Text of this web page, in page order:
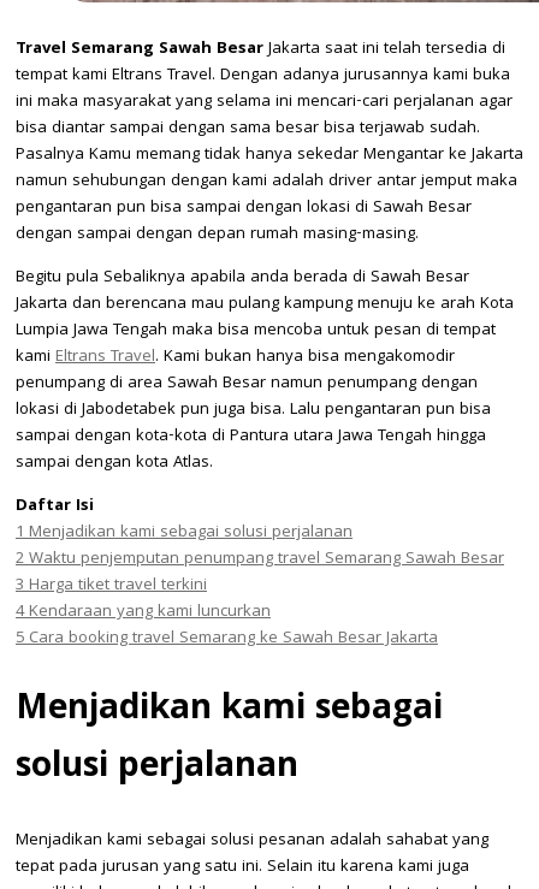
Travel Semarang Sawah BesarJakarta saat ini telah tersedia di
tempat kami Eltrans Travel. Dengan adanya jurusannya kami buka
ini maka masyarakat yang selama ini mencari-cari perjalanan agar
bisa diantar sampai dengan sama besar bisa terjawab sudah.
Pasalnya Kamu memang tidak hanya sekedar Mengantar ke Jakarta
namun sehubungan dengan kami adalah driver antar jemput maka
pengantaran pun bisa sampai dengan lokasi di Sawah Besar
dengan sampai dengan depan rumah masing-masing.
Begitu pula Sebaliknya apabila anda berada di Sawah Besar
Jakarta dan berencana mau pulang kampung menuju ke arah Kota
Lumpia Jawa Tengah maka bisa mencoba untuk pesan di tempat
kami Eltrans Travel. Kami bukan hanya bisa mengakomodir
penumpang di area Sawah Besar namun penumpang dengan
lokasi di Jabodetabek pun juga bisa. Lalu pengantaran pun bisa
sampai dengan kota-kota di Pantura utara Jawa Tengah hingga
sampai dengan kota Atlas.
Daftar Isi
1Menjadikan kami sebagai solusi perjalanan
2Waktu penjemputan penumpang travel Semarang Sawah Besar
3Harga tiket travel terkini
4Kendaraan yang kami luncurkan
5Cara booking travel Semarang ke Sawah Besar Jakarta
Menjadikan kami sebagai
solusi perjalanan
Menjadikan kami sebagai solusi pesanan adalah sahabat yang
tepat pada jurusan yang satu ini. Selain itu karena kami juga